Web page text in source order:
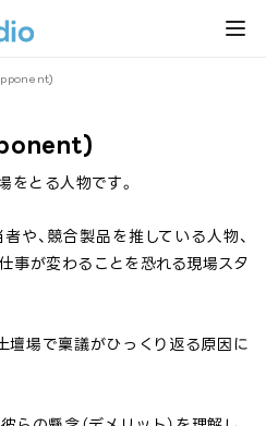
をとる人物です。
や、競合製品を推している人物、
事が変わることを恐れる現場スタ
壇場で稟議がひっくり返る原因に